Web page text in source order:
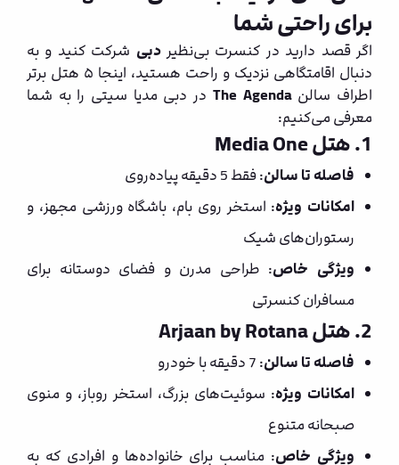
برای راحتی شما
اگر قصد دارید در کنسرت بی‌نظیردبی شرکت کنید و به
دنبال اقامتگاهی نزدیک و راحت هستید، اینجا ۵ هتل برتر
اطراف سالنThe Agenda در دبی مدیا سیتی را به شما
معرفی می‌کنیم:
1. هتل Media One
فاصله تا سالن: فقط 5 دقیقه پیاده‌روی
امکانات ویژه: استخر روی بام، باشگاه ورزشی مجهز، و
رستوران‌های شیک
ویژگی خاص: طراحی مدرن و فضای دوستانه برای
مسافران کنسرتی
2. هتل Arjaan by Rotana
فاصله تا سالن: 7 دقیقه با خودرو
امکانات ویژه: سوئیت‌های بزرگ، استخر روباز، و منوی
صبحانه متنوع
ویژگی خاص: مناسب برای خانواده‌ها و افرادی که به